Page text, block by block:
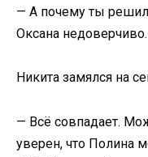
— А почему ты
Оксана недоверчиво.
Никита замялся на
— Всё совпадает.
уверен, что Полина